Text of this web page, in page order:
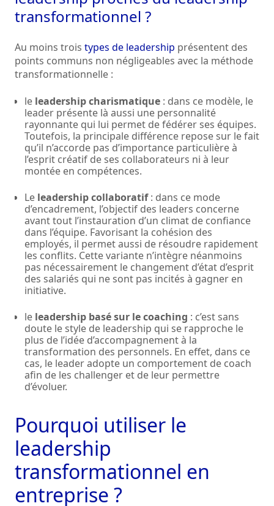
transformationnel ?
Au moins trois types de leadership présentent des
points communs non négligeables avec la méthode
transformationnelle :
le leadership charismatique : dans ce modèle, le
leader présente là aussi une personnalité
rayonnante qui lui permet de fédérer ses équipes.
Toutefois, la principale différence repose sur le fait
qu’il n’accorde pas d’importance particulière à
l’esprit créatif de ses collaborateurs ni à leur
montée en compétences.
Le leadership collaboratif: dans ce mode
d’encadrement, l’objectif des leaders concerne
avant tout l’instauration d’un climat de confiance
dans l’équipe. Favorisant la cohésion des
employés, il permet aussi de résoudre rapidement
les conflits. Cette variante n’intègre néanmoins
pas nécessairement le changement d’état d’esprit
des salariés qui ne sont pas incités à gagner en
initiative.
le leadership basé sur le coaching : c’est sans
doute le style de leadership qui se rapproche le
plus de l’idée d’accompagnement à la
transformation des personnels. En effet, dans ce
cas, le leader adopte un comportement de coach
afin de les challenger et de leur permettre
d’évoluer.
Pourquoi utiliser le
leadership
transformationnel en
entreprise ?